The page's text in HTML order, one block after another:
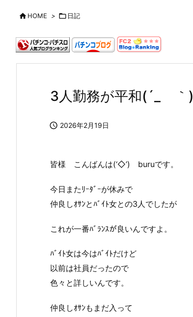
HOME >  日記
3人勤務が平和(´_ゝ｀)
 2026年2月19日
皆様 こんばんは(‘◇’)ゞburuです。
今日またﾘｰﾀﾞｰが休みで
仲良しｵｻﾝとﾊﾞｲﾄ女との3人でしたが
これが一番ﾊﾞﾗﾝｽが良いんですよ。
ﾊﾞｲﾄ女は今はﾊﾞｲﾄだけど
以前は社員だったので
色々と詳しいんです。
仲良しｵｻﾝもまだ入って